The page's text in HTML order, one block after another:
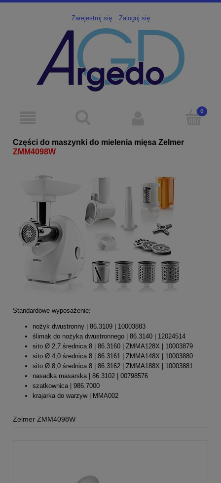
Zarejestruj się Zaloguj się
Części do maszynki do mielenia mięsa Zelmer
ZMM4098W
Standardowe wyposażenie:
nożyk dwustronny | 86.3109 | 10003883
ślimak do nożyka dwustronnego | 86.3140 | 12024514
sito Ø 2,7 średnica 8 | 86.3160 | ZMMA128X | 10003879
sito Ø 4,0 średnica 8 | 86.3161 | ZMMA148X | 10003880
sito Ø 8,0 średnica 8 | 86.3162 | ZMMA188X | 10003881
nasadka masarska | 86.3102 | 00798576
szatkownica | 986.7000
krajarka do warzyw | MMA002
Zelmer ZMM4098W